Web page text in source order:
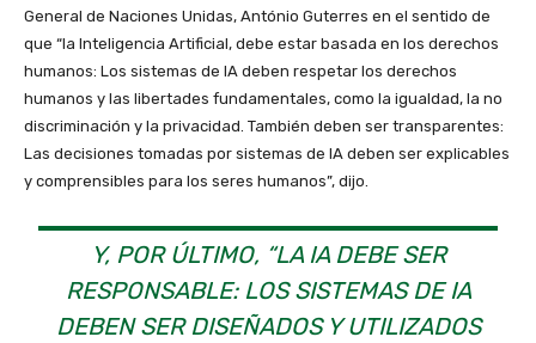
General de Naciones Unidas, António Guterres en el sentido de
que “la Inteligencia Artificial, debe estar basada en los derechos
humanos: Los sistemas de IA deben respetar los derechos
humanos y las libertades fundamentales, como la igualdad, la no
discriminación y la privacidad. También deben ser transparentes:
Las decisiones tomadas por sistemas de IA deben ser explicables
y comprensibles para los seres humanos”, dijo.
Y, POR ÚLTIMO, “LA IA DEBE SER
RESPONSABLE: LOS SISTEMAS DE IA
DEBEN SER DISEÑADOS Y UTILIZADOS